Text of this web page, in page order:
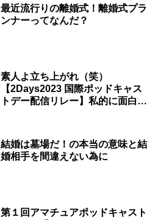
最近流行りの離婚式！離婚式プラ
ンナーってなんだ？
素人よ立ち上がれ（笑）
【2Days2023 国際ポッドキャス
トデー配信リレー】私的に面白か
結婚は墓場だ！の本当の意味と結
婚相手を間違えない為に
第１回アマチュアポッドキャスト